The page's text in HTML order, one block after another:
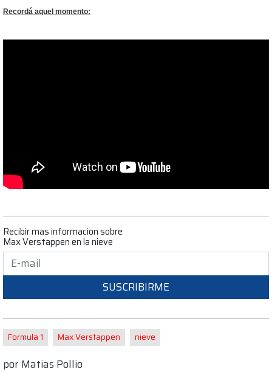
Recordá aquel momento:
Recibir mas informacion sobre
Max Verstappen en la nieve
SUSCRIBIRME
Formula 1 Max Verstappen nieve
por Matias Pollio